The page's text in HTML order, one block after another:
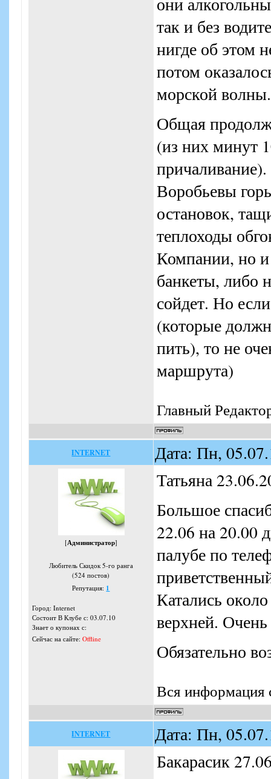
так и без
нигде об этом
потом
морской волны.
Общая
(из них минут
Воробьевы
остановок,
теплоходы
Компании, но
банкеты, либо
сойдет. Но
(которые
пить), то не
маршрута)
Главный
INTERNET Дата: Пн,
[Администратор]
Любитель Скидок 5-го ранга
(524 постов)
Репутация: 1
Город: Internet
Состоит В Клубе с: 03.07.10
Знает о купонах с:
Сейчас на сайте: Offline
Татьяна
Большое
22.06 на 20.00
палубе по
Катались
верхней.
Обязательно
Вся информация
INTERNET Дата: Пн,
Бакарасик